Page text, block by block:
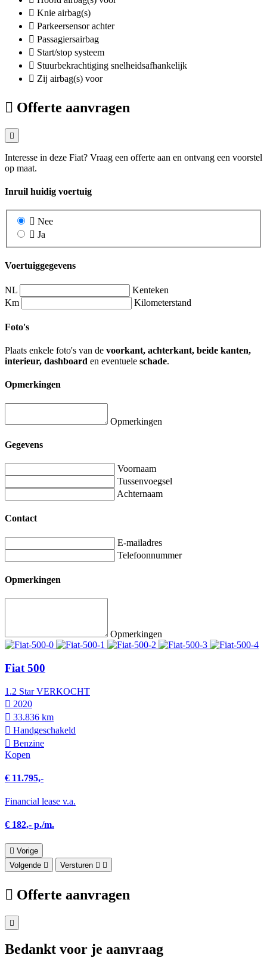
Knie airbag(s)
Parkeersensor achter
Passagiersairbag
Start/stop systeem
Stuurbekrachtiging snelheidsafhankelijk
Zij airbag(s) voor
Offerte aanvragen
Interesse in deze Fiat? Vraag een offerte aan en ontvang een voorstel
op maat.
Inruil huidig voertuig
Nee
Ja
Voertuiggegevens
NL
Kenteken
Km
Kilometerstand
Foto's
Plaats enkele foto's van de voorkant, achterkant, beide kanten,
interieur, dashboard en eventuele schade.
Opmerkingen
Opmerkingen
Gegevens
Voornaam
Tussenvoegsel
Achternaam
Contact
E-mailadres
Telefoonnummer
Opmerkingen
Opmerkingen
Fiat 500
1.2 Star VERKOCHT
2020
33.836 km
Hand­geschakeld
Benzine
Kopen
€ 11.795,-
Financial lease v.a.
€ 182,- p./m.
Vorige
Volgende
Versturen
Offerte aanvragen
Bedankt voor je aanvraag